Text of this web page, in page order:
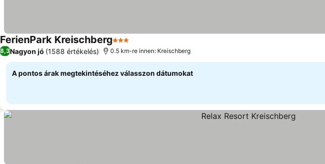
FerienPark Kreischberg3 Kategória
8,3Nagyon jó (1588 értékelés) 0.5 km-re innen: Kreischberg
A pontos árak megtekintéséhez válasszon dátumokat